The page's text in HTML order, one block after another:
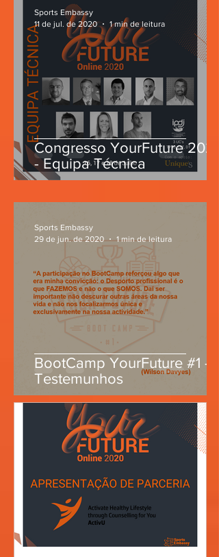
Congresso YourFuture 2020
- Equipa Técnica
Sports Embassy
11 de jul. de 2020
1 min de leitura
BootCamp YourFuture #1 -
Testemunhos
Sports Embassy
29 de jun. de 2020
1 min de leitura